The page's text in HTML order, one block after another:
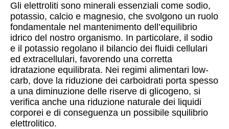
Gli elettroliti sono minerali essenziali come sodio,
potassio, calcio e magnesio, che svolgono un ruolo
fondamentale nel mantenimento dell’equilibrio
idrico del nostro organismo. In particolare, il sodio
e il potassio regolano il bilancio dei fluidi cellulari
ed extracellulari, favorendo una corretta
idratazione equilibrata. Nei regimi alimentari low-
carb, dove la riduzione dei carboidrati porta spesso
a una diminuzione delle riserve di glicogeno, si
verifica anche una riduzione naturale dei liquidi
corporei e di conseguenza un possibile squilibrio
elettrolitico.